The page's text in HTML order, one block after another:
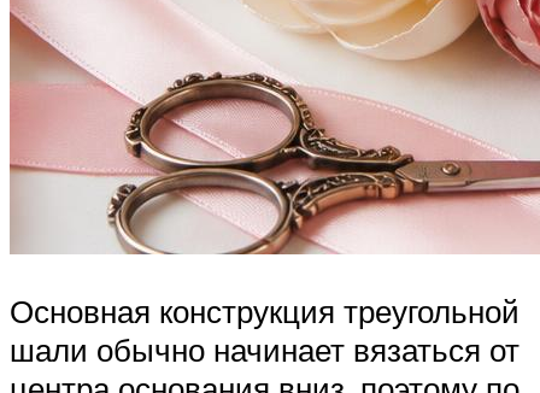
Основная конструкция треугольной
шали обычно начинает вязаться от